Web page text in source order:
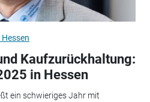
Kaufzurückhaltung:
in Hessen
ein schwieriges Jahr mit